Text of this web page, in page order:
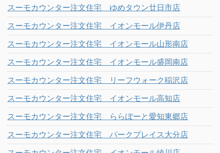
スーモカウンター注文住宅 ゆめタウン廿日市店
スーモカウンター注文住宅 イオンモール伊丹店
スーモカウンター注文住宅 イオンモール山形南店
スーモカウンター注文住宅 イオンモール盛岡南店
スーモカウンター注文住宅 リーフウォーク稲沢店
スーモカウンター注文住宅 イオンモール高知店
スーモカウンター注文住宅 ららぽーと愛知東郷店
スーモカウンター注文住宅 パークプレイス大分店